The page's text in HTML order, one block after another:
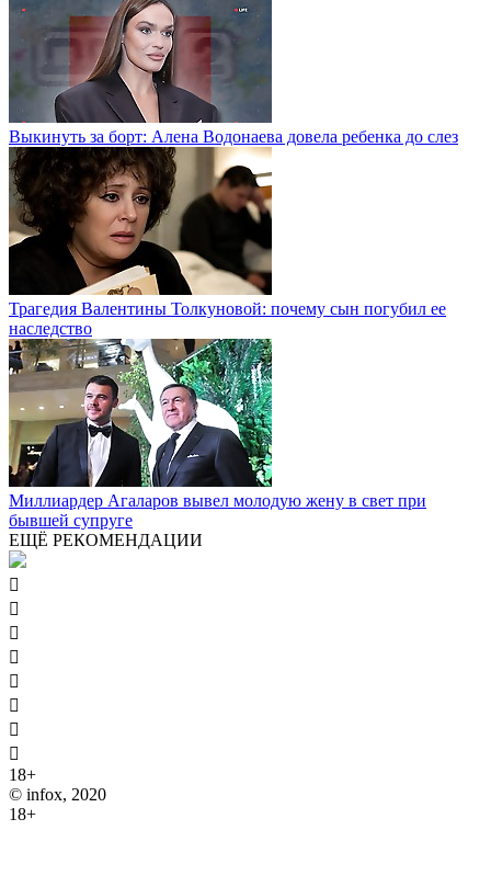
Выкинуть за борт: Алена Водонаева довела ребенка до слез
Трагедия Валентины Толкуновой: почему сын погубил ее
наследство
Миллиардер Агаларов вывел молодую жену в свет при
бывшей супруге
ЕЩЁ РЕКОМЕНДАЦИИ








18+
© infox, 2020
18+